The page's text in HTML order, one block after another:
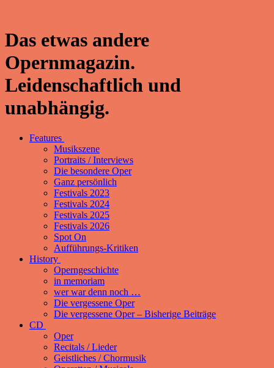
Das etwas andere
Opernmagazin.
Leidenschaftlich und
unabhängig.
Features
Musikszene
Portraits / Interviews
Die besondere Oper
Ganz persönlich
Festivals 2023
Festivals 2024
Festivals 2025
Festivals 2026
Spot On
Aufführungs-Kritiken
History
Operngeschichte
in memoriam
wer war denn noch …
Die vergessene Oper
Die vergessene Oper – Bisherige Beiträge
CD
Oper
Recitals / Lieder
Geistliches / Chormusik